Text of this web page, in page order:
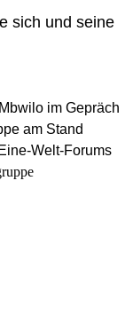
sich und seine
im Gepräch
am Stand
Welt-Forums